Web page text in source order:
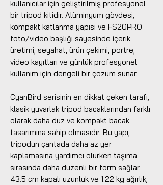
kullanıcılar için geliştirilmiş profesyonel
bir tripod kitidir. Alüminyum gövdesi,
kompakt katlanma yapısı ve FS20PRO
foto/video başlığı sayesinde içerik
üretimi, seyahat, ürün çekimi, portre,
video kayıtları ve günlük profesyonel
kullanım için dengeli bir çözüm sunar.
CyanBird serisinin en dikkat çeken tarafı,
klasik yuvarlak tripod bacaklarından farklı
olarak daha düz ve kompakt bacak
tasarımına sahip olmasıdır. Bu yapı,
tripodun çantada daha az yer
kaplamasına yardımcı olurken taşıma
sırasında daha düzenli bir form sağlar.
43.5 cm kapalı uzunluk ve 1.22 kg ağırlık,